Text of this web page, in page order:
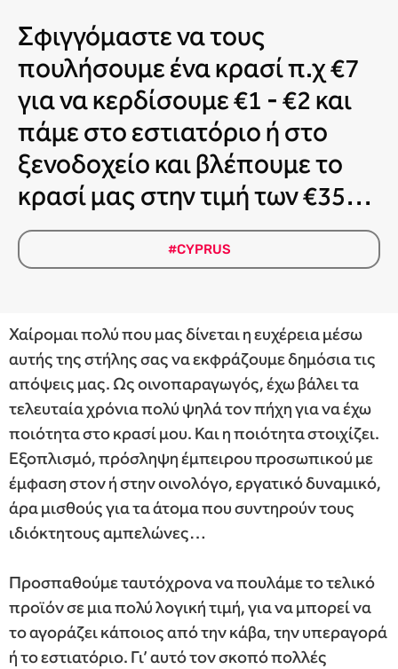
Σφιγγόμαστε να τους
πουλήσουμε ένα κρασί π.χ €7
για να κερδίσουμε €1 ‐ €2 και
πάμε στο εστιατόριο ή στο
ξενοδοχείο και βλέπουμε το
κρασί μας στην τιμή των €35…
#CYPRUS
Χαίρομαι πολύ που μας δίνεται η ευχέρεια μέσω
αυτής της στήλης σας να εκφράζουμε δημόσια τις
απόψεις μας. Ως οινοπαραγωγός, έχω βάλει τα
τελευταία χρόνια πολύ ψηλά τον πήχη για να έχω
ποιότητα στο κρασί μου. Και η ποιότητα στοιχίζει.
Εξοπλισμό, πρόσληψη έμπειρου προσωπικού με
έμφαση στον ή στην οινολόγο, εργατικό δυναμικό,
άρα μισθούς για τα άτομα που συντηρούν τους
ιδιόκτητους αμπελώνες…
Προσπαθούμε ταυτόχρονα να πουλάμε το τελικό
προϊόν σε μια πολύ λογική τιμή, για να μπορεί να
το αγοράζει κάποιος από την κάβα, την υπεραγορά
ή το εστιατόριο. Γι’ αυτό τον σκοπό πολλές